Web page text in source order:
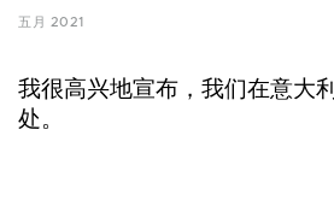
五月 2021
我很高兴地宣布，我们在意大
处。